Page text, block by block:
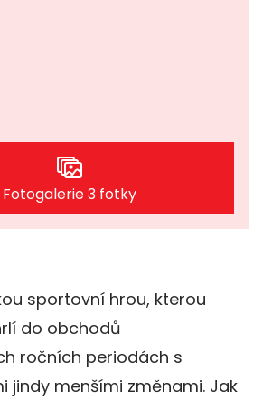
Fotogalerie 3 fotky
sportovní hrou, kterou
do obchodů
ročních periodách s
jindy menšími změnami. Jak